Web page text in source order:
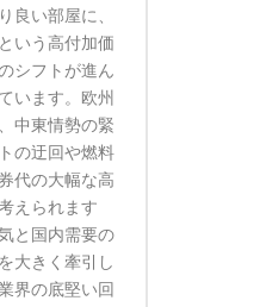
良い部屋に、
いう高付加価
シフトが進ん
います。欧州
中東情勢の緊
の迂回や燃料
代の大幅な高
えられます
と国内需要の
大きく牽引し
界の底堅い回